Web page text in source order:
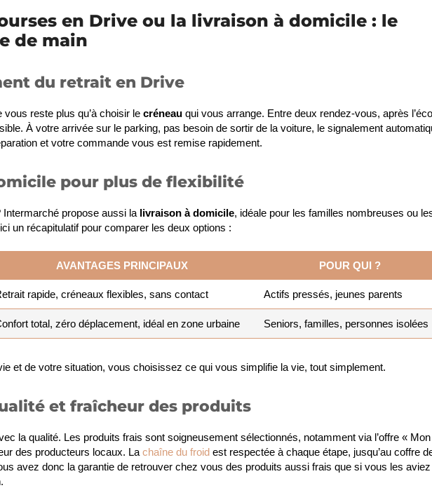
en Drive ou la livraison à domicile : le
de main
du retrait en Drive
reste plus qu’à choisir le créneau qui vous arrange. Entre deux rendez-vous, après
À votre arrivée sur le parking, pas besoin de sortir de la voiture, le signalement
et votre commande vous est remise rapidement.
pour plus de flexibilité
propose aussi la livraison à domicile, idéale pour les familles nombreuses ou
un récapitulatif pour comparer les deux options :
AVANTAGES PRINCIPAUX POUR QUI ?
rapide, créneaux flexibles, sans contact Actifs pressés, jeunes parents
total, zéro déplacement, idéal en zone urbaine Seniors, familles, personnes isolées
et de votre situation, vous choisissez ce qui vous simplifie la vie, tout simplement.
et fraîcheur des produits
la qualité. Les produits frais sont soigneusement sélectionnés, notamment via l’offre « Mon
des producteurs locaux. La chaîne du froid est respectée à chaque étape, jusqu’au coffre
avez donc la garantie de retrouver chez vous des produits aussi frais que si vous les aviez